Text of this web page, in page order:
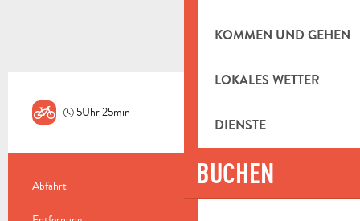
KOMMEN UND GEHEN
LOKALES WETTER
DIENSTE
BUCHEN
5Uhr 25min Herausfordernd
PRAKTISCHE INFORMATIONEN
Abfahrt